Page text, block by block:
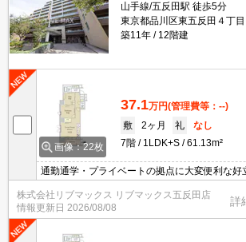
山手線/五反田駅 徒歩5分
東京都品川区東五反田４丁目
築11年
12階建
画像：22枚
37.1万円(管理費等：--)
敷
2ヶ月 礼
なし
7階
1LDK+S 61.13m²
通勤通学・プライベートの拠点に大変便利な好
ど設備充実☆ お問合せ物件のほかにもネット
豊富な物件からご紹介いたします。お気軽にお
☆
株式会社リブマックス リブマックス五反田店
情報更新日 2026/08/08
詳